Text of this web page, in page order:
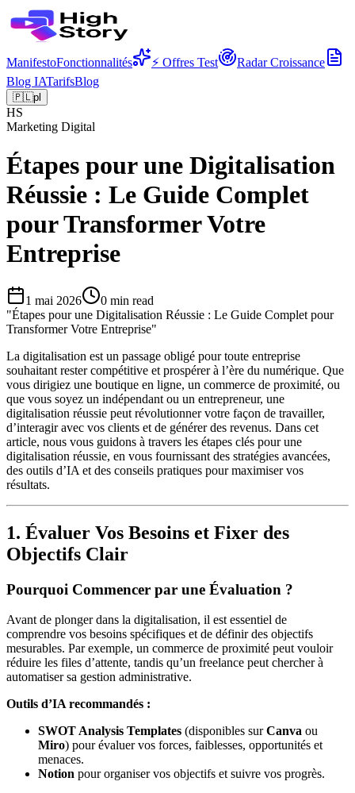
ManifestoFonctionnalités ⚡ Offres Test
Radar Croissance
Blog IATarifsBlog
🇵🇱pl
HS
Marketing Digital
Étapes pour une Digitalisation
Réussie : Le Guide Complet
pour Transformer Votre
Entreprise
1 mai 2026 0 min read
"Étapes pour une Digitalisation Réussie : Le Guide Complet pour
Transformer Votre Entreprise"
La digitalisation est un passage obligé pour toute entreprise
souhaitant rester compétitive et prospérer à l’ère du numérique. Que
vous dirigiez une boutique en ligne, un commerce de proximité, ou
que vous soyez un indépendant ou un entrepreneur, une
digitalisation réussie peut révolutionner votre façon de travailler,
d’interagir avec vos clients et de générer des revenus. Dans cet
article, nous vous guidons à travers les étapes clés pour une
digitalisation réussie, en vous fournissant des stratégies avancées,
des outils d’IA et des conseils pratiques pour maximiser vos
résultats.
1. Évaluer Vos Besoins et Fixer des
Objectifs Clair
Pourquoi Commencer par une Évaluation ?
Avant de plonger dans la digitalisation, il est essentiel de
comprendre vos besoins spécifiques et de définir des objectifs
mesurables. Par exemple, un commerce de proximité peut vouloir
réduire les files d’attente, tandis qu’un freelance peut chercher à
automatiser sa gestion administrative.
Outils d’IA recommandés :
SWOT Analysis Templates (disponibles surCanva ou
Miro) pour évaluer vos forces, faiblesses, opportunités et
menaces.
Notion pour organiser vos objectifs et suivre vos progrès.